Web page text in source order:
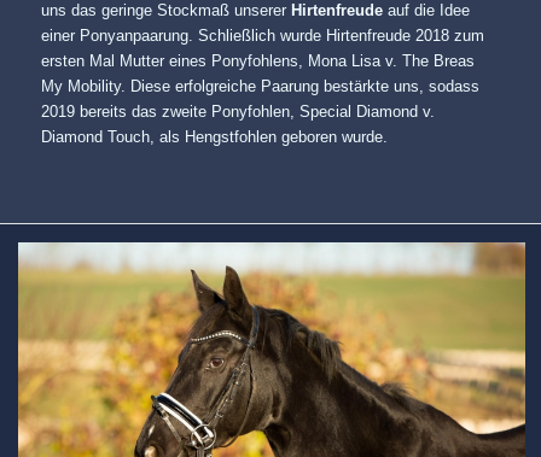
uns das geringe Stockmaß unserer Hirtenfreudeauf die Idee
einer Ponyanpaarung. Schließlich wurde Hirtenfreude 2018 zum
ersten Mal Mutter eines Ponyfohlens, Mona Lisa v. The Breas
My Mobility. Diese erfolgreiche Paarung bestärkte uns, sodass
2019 bereits das zweite Ponyfohlen, Special Diamond v.
Diamond Touch, als Hengstfohlen geboren wurde.